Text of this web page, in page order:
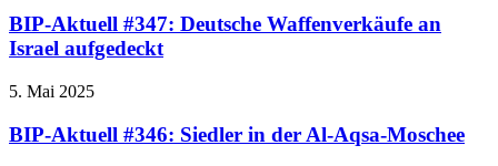
BIP-Aktuell #347: Deutsche Waffenverkäufe an
Israel aufgedeckt
5. Mai 2025
BIP-Aktuell #346: Siedler in der Al-Aqsa-Moschee